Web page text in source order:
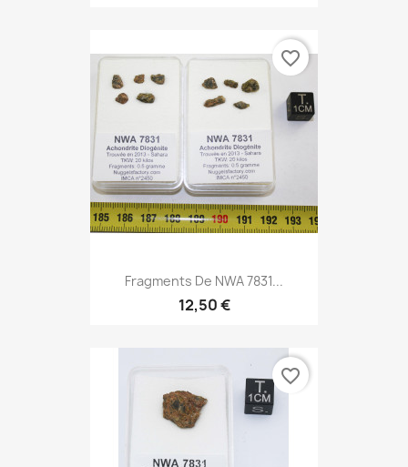
Fragments De NWA 7831...
12,50 €
favorite_border
favorite_border